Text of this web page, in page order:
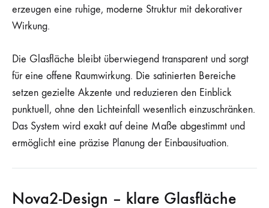
erzeugen eine ruhige, moderne Struktur mit dekorativer
Wirkung.
Die Glasfläche bleibt überwiegend transparent und sorgt
für eine offene Raumwirkung. Die satinierten Bereiche
setzen gezielte Akzente und reduzieren den Einblick
punktuell, ohne den Lichteinfall wesentlich einzuschränken.
Das System wird exakt auf deine Maße abgestimmt und
ermöglicht eine präzise Planung der Einbausituation.
Nova2-Design – klare Glasfläche